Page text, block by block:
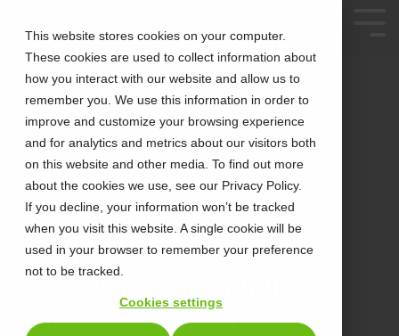
This website stores cookies on your computer.
These cookies are used to collect information about
how you interact with our website and allow us to
remember you. We use this information in order to
improve and customize your browsing experience
and for analytics and metrics about our visitors both
on this website and other media. To find out more
about the cookies we use, see our Privacy Policy.
If you decline, your information won’t be tracked
when you visit this website. A single cookie will be
used in your browser to remember your preference
not to be tracked.
Cookies settings
4 MIN READ
COMMENT LES
SERVICES
PROFESSIONNELS
DE CENTRE DE